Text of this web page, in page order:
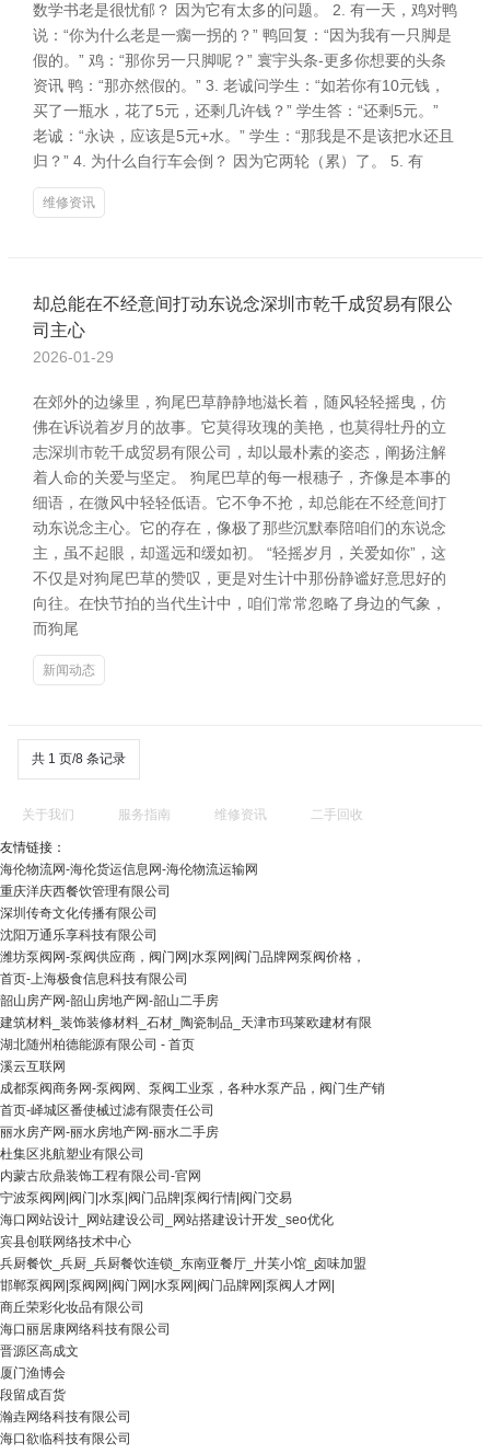
数学书老是很忧郁？ 因为它有太多的问题。 2. 有一天，鸡对鸭
说：“你为什么老是一瘸一拐的？” 鸭回复：“因为我有一只脚是
假的。” 鸡：“那你另一只脚呢？” 寰宇头条-更多你想要的头条
资讯 鸭：“那亦然假的。” 3. 老诚问学生：“如若你有10元钱，
买了一瓶水，花了5元，还剩几许钱？” 学生答：“还剩5元。”
老诚：“永诀，应该是5元+水。” 学生：“那我是不是该把水还且
归？” 4. 为什么自行车会倒？ 因为它两轮（累）了。 5. 有
维修资讯
却总能在不经意间打动东说念深圳市乾千成贸易有限公
司主心
2026-01-29
在郊外的边缘里，狗尾巴草静静地滋长着，随风轻轻摇曳，仿
佛在诉说着岁月的故事。它莫得玫瑰的美艳，也莫得牡丹的立
志深圳市乾千成贸易有限公司，却以最朴素的姿态，阐扬注解
着人命的关爱与坚定。 狗尾巴草的每一根穗子，齐像是本事的
细语，在微风中轻轻低语。它不争不抢，却总能在不经意间打
动东说念主心。它的存在，像极了那些沉默奉陪咱们的东说念
主，虽不起眼，却遥远和缓如初。 “轻摇岁月，关爱如你”，这
不仅是对狗尾巴草的赞叹，更是对生计中那份静谧好意思好的
向往。在快节拍的当代生计中，咱们常常忽略了身边的气象，
而狗尾
新闻动态
共 1 页/8 条记录
关于我们 服务指南 维修资讯 二手回收
友情链接：
海伦物流网-海伦货运信息网-海伦物流运输网
重庆洋庆西餐饮管理有限公司
深圳传奇文化传播有限公司
沈阳万通乐享科技有限公司
潍坊泵阀网-泵阀供应商，阀门网|水泵网|阀门品牌网泵阀价格，
首页-上海极食信息科技有限公司
韶山房产网-韶山房地产网-韶山二手房
建筑材料_装饰装修材料_石材_陶瓷制品_天津市玛莱欧建材有限
湖北随州柏德能源有限公司 - 首页
溪云互联网
成都泵阀商务网-泵阀网、泵阀工业泵，各种水泵产品，阀门生产销
首页-峄城区番使械过滤有限责任公司
丽水房产网-丽水房地产网-丽水二手房
杜集区兆航塑业有限公司
内蒙古欣鼎装饰工程有限公司-官网
宁波泵阀网|阀门|水泵|阀门品牌|泵阀行情|阀门交易
海口网站设计_网站建设公司_网站搭建设计开发_seo优化
宾县创联网络技术中心
兵厨餐饮_兵厨_兵厨餐饮连锁_东南亚餐厅_廾芙小馆_卤味加盟
邯郸泵阀网|泵阀网|阀门网|水泵网|阀门品牌网|泵阀人才网|
商丘荣彩化妆品有限公司
海口丽居康网络科技有限公司
晋源区高成文
厦门渔博会
段留成百货
瀚垚网络科技有限公司
海口欲临科技有限公司